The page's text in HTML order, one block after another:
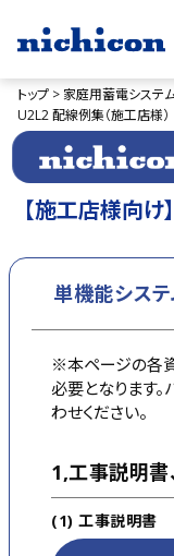
トップ >家庭用蓄電システ
U2L2 配線例集（施工店様）
【施工店様向け】
単機能シス
※本ページの各
必要となります
わせください。
1,工事説明書
(1) 工事説明書